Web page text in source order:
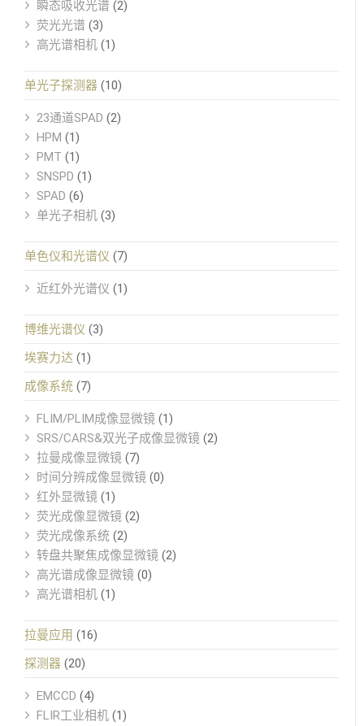
瞬态吸收光谱 (2)
荧光光谱 (3)
高光谱相机 (1)
单光子探测器 (10)
23通道SPAD (2)
HPM (1)
PMT (1)
SNSPD (1)
SPAD (6)
单光子相机 (3)
单色仪和光谱仪 (7)
近红外光谱仪 (1)
博维光谱仪 (3)
埃赛力达 (1)
成像系统 (7)
FLIM/PLIM成像显微镜 (1)
SRS/CARS&双光子成像显微镜 (2)
拉曼成像显微镜 (7)
时间分辨成像显微镜 (0)
红外显微镜 (1)
荧光成像显微镜 (2)
荧光成像系统 (2)
转盘共聚焦成像显微镜 (2)
高光谱成像显微镜 (0)
高光谱相机 (1)
拉曼应用 (16)
探测器 (20)
EMCCD (4)
FLIR工业相机 (1)